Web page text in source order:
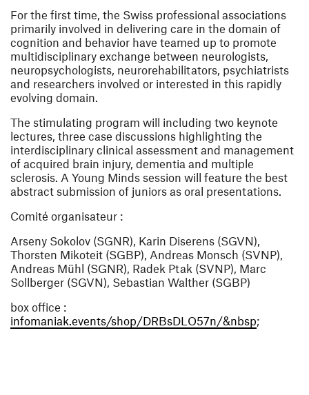
For the first time, the Swiss professional associations
primarily involved in delivering care in the domain of
cognition and behavior have teamed up to promote
multidisciplinary exchange between neurologists,
neuropsychologists, neurorehabilitators, psychiatrists
and researchers involved or interested in this rapidly
evolving domain.
The stimulating program will including two keynote
lectures, three case discussions highlighting the
interdisciplinary clinical assessment and management
of acquired brain injury, dementia and multiple
sclerosis. A Young Minds session will feature the best
abstract submission of juniors as oral presentations.
Comité organisateur :
Arseny Sokolov (SGNR), Karin Diserens (SGVN),
Thorsten Mikoteit (SGBP), Andreas Monsch (SVNP),
Andreas Mühl (SGNR), Radek Ptak (SVNP), Marc
Sollberger (SGVN), Sebastian Walther (SGBP)
box office :
infomaniak.events/shop/DRBsDLO57n/&nbsp(ouvre
;